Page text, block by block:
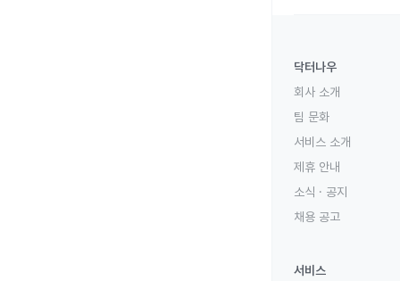
닥터나우
회사 소개
팀 문화
서비스 소개
제휴 안내
소식 · 공지
채용 공고
서비스